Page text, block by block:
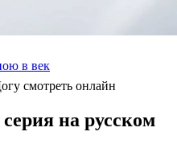
в век
смотреть онлайн
на русском